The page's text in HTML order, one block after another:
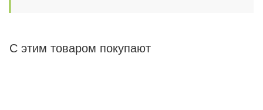
С этим товаром покупают